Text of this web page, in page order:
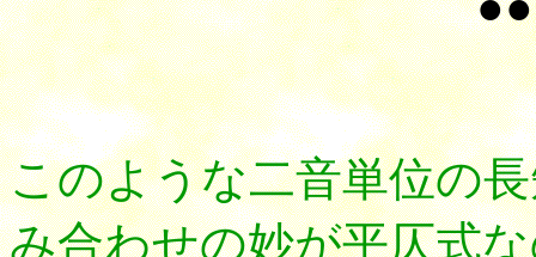
このような二音単位の
み合わせの妙が平仄式